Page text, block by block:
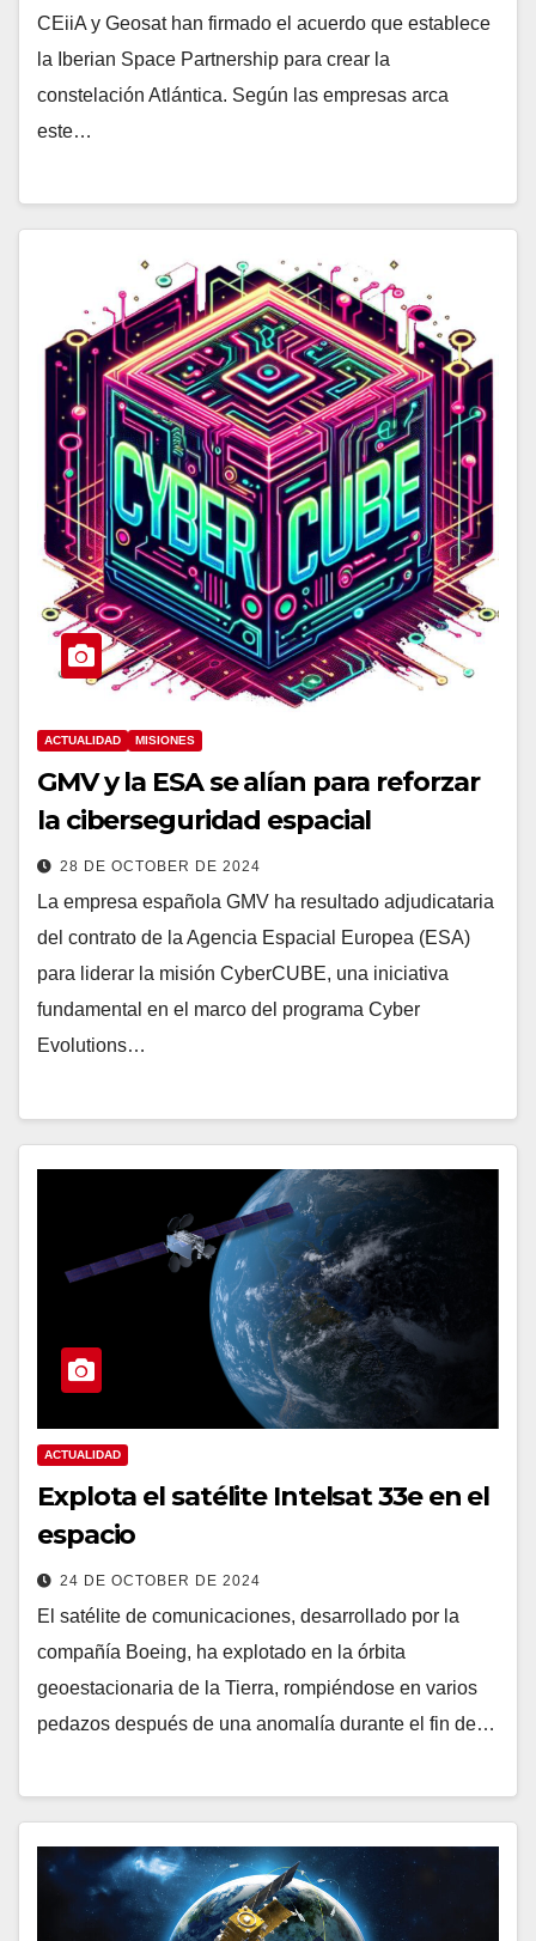
CEiiA y Geosat han firmado el acuerdo que establece
la Iberian Space Partnership para crear la
constelación Atlántica. Según las empresas arca
este…
ACTUALIDAD MISIONES
GMV y la ESA se alían para reforzar
la ciberseguridad espacial
28 DE OCTOBER DE 2024
La empresa española GMV ha resultado adjudicataria
del contrato de la Agencia Espacial Europea (ESA)
para liderar la misión CyberCUBE, una iniciativa
fundamental en el marco del programa Cyber
Evolutions…
ACTUALIDAD
Explota el satélite Intelsat 33e en el
espacio
24 DE OCTOBER DE 2024
El satélite de comunicaciones, desarrollado por la
compañía Boeing, ha explotado en la órbita
geoestacionaria de la Tierra, rompiéndose en varios
pedazos después de una anomalía durante el fin de…